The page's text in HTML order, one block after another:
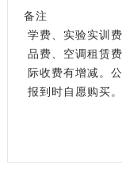
备注
学费、实验实训
品费、空调租赁
际收费有增减。
报到时自愿购买。